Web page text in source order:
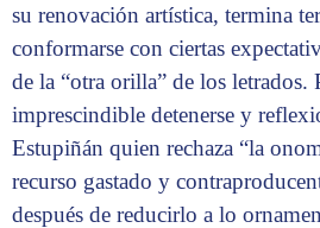
su renovación artística, termina
conformarse con ciertas
de la “otra orilla” de los letrados.
imprescindible detenerse y
Estupiñán quien rechaza “la
recurso gastado y
después de reducirlo a lo